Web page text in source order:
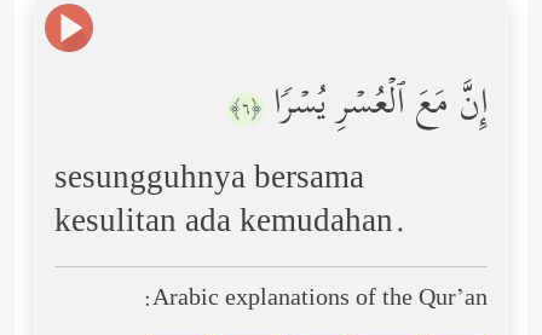
إِنَّ مَعَ ٱلۡعُسۡرِ یُسۡرࣰا ﴿٦﴾
sesungguhnya bersama
kesulitan ada kemudahan.
Arabic explanations of the Qur’an: